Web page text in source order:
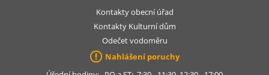
Kontakty obecní úřad
Kontakty Kulturní dům
Odečet vodoměru
Nahlášení poruchy